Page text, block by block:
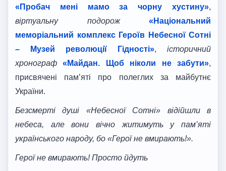
«Пробач мені мамо за чорну хустину»,
віртуальнуподорож « Національний
меморіальний комплекс Героїв Небесної Сотні
– Музей революції Гідності», історичний
хронограф
«Майдан. Щоб ніколи не забути»,
присвячені пам’яті про полеглих за майбутнє
України.
Безсмерті душі «Небесної Сотні» відійшли в
небеса, але вони вічно житимуть у пам’яті
українського народу, бо «Герої не вмирають!».
Герої не вмирають! Просто йдуть